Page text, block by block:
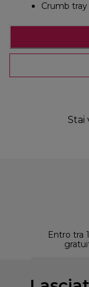
Crumb tray
Stai
Entro tra